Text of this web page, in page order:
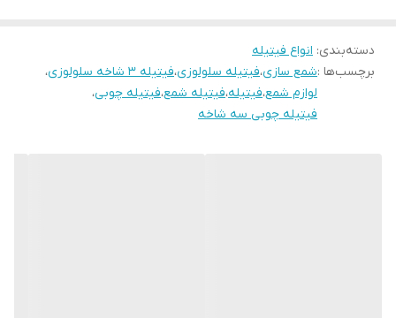
دسته‌بندی: انواع فیتیله
برچسب‌ها :شمع سازی،فیتیله سلولوزی،فیتیله ۳ شاخه سلولوزی
،
لوازم شمع،فیتیله،فیتیله شمع،فیتیله چوبی،
فیتیله چوبی سه شاخه